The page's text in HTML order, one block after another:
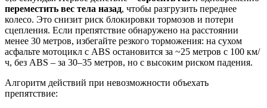
переместить вес тела назад, чтобы разгрузить переднее
колесо. Это снизит риск блокировки тормозов и потери
сцепления. Если препятствие обнаружено на расстоянии
менее 30 метров, избегайте резкого торможения: на сухом
асфальте мотоцикл с ABS остановится за ~25 метров с 100 км/
ч, без ABS – за 30–35 метров, но с высоким риском падения.
Алгоритм действий при невозможности объехать
препятствие: